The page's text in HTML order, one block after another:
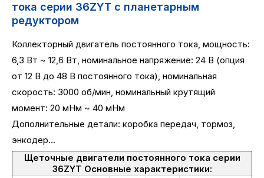
тока серии 36ZYT с планетарным
редуктором
Коллекторный двигатель постоянного тока, мощность:
6,3 Вт ~ 12,6 Вт, номинальное напряжение: 24 В (опция
от 12 В до 48 В постоянного тока), номинальная
скорость: 3000 об/мин, номинальный крутящий
момент: 20 мНм ~ 40 мНм
Дополнительные детали: коробка передач, тормоз,
энкодер...
Щеточные двигатели постоянного тока серии
36ZYT Основные характеристики: